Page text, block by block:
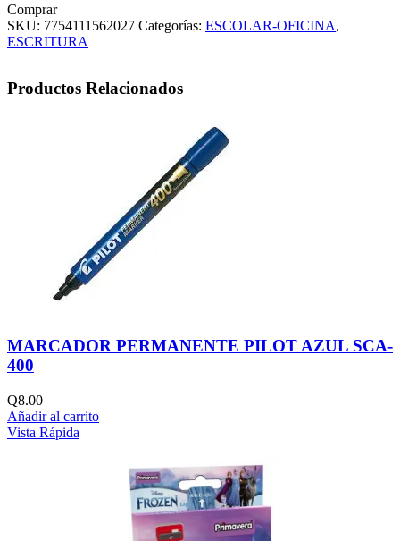
ROJO
cantidad
Comprar
SKU: 7754111562027 Categorías: ESCOLAR-OFICINA,
ESCRITURA
Productos Relacionados
MARCADOR PERMANENTE PILOT AZUL SCA-
400
Q8.00
Añadir al carrito
Vista Rápida